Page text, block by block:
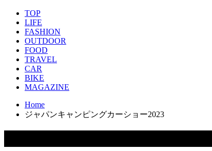
TOP
LIFE
FASHION
OUTDOOR
FOOD
TRAVEL
CAR
BIKE
MAGAZINE
Home
ジャパンキャンピングカーショー2023